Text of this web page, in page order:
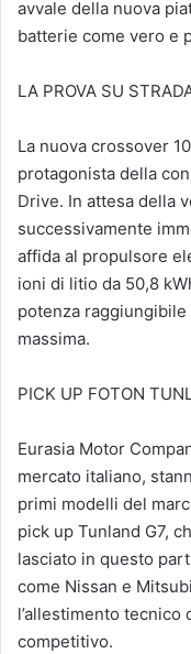
avvale della nuova
batterie come vero e
LA PROVA SU
La nuova crossover
protagonista della
Drive. In attesa della
successivamente
affida al propulsore
ioni di litio da 50,8
potenza
massima.
PICK UP FOTON
Eurasia Motor
mercato italiano,
primi modelli del
pick up Tunland G7,
lasciato in questo
come Nissan e
l’allestimento
competitivo.